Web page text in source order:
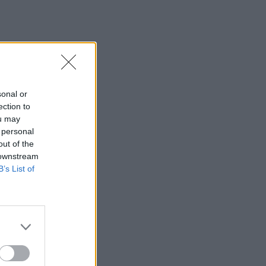
or
to
may
of the
List of